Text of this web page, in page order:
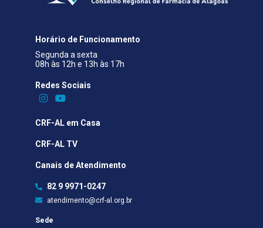
Horário de Funcionamento
Segunda a sexta
08h às 12h e 13h às 17h
Redes Sociais​
CRF-AL em Casa
CRF-AL TV
Canais de Atendimento
82 9 9971-0247
atendimento@crf-al.org.br
Sede